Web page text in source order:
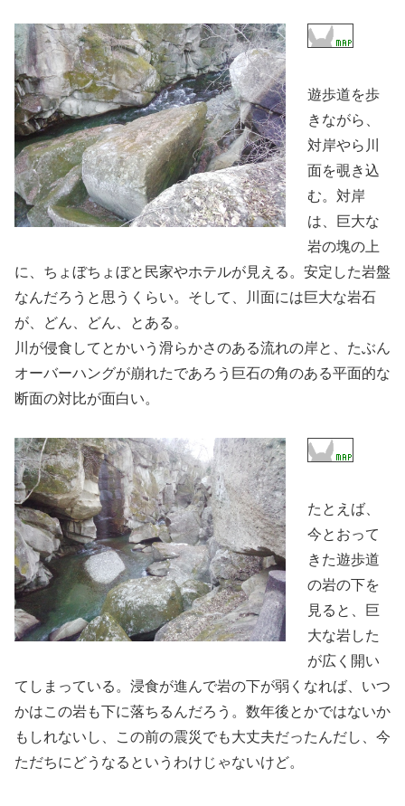
遊歩道を歩
きながら、
対岸やら川
面を覗き込
む。対岸
は、巨大な
岩の塊の上
に、ちょぼちょぼと民家やホテルが見える。安定した岩盤
なんだろうと思うくらい。そして、川面には巨大な岩石
が、どん、どん、とある。
川が侵食してとかいう滑らかさのある流れの岸と、たぶん
オーバーハングが崩れたであろう巨石の角のある平面的な
断面の対比が面白い。
たとえば、
今とおって
きた遊歩道
の岩の下を
見ると、巨
大な岩した
が広く開い
てしまっている。浸食が進んで岩の下が弱くなれば、いつ
かはこの岩も下に落ちるんだろう。数年後とかではないか
もしれないし、この前の震災でも大丈夫だったんだし、今
ただちにどうなるというわけじゃないけど。